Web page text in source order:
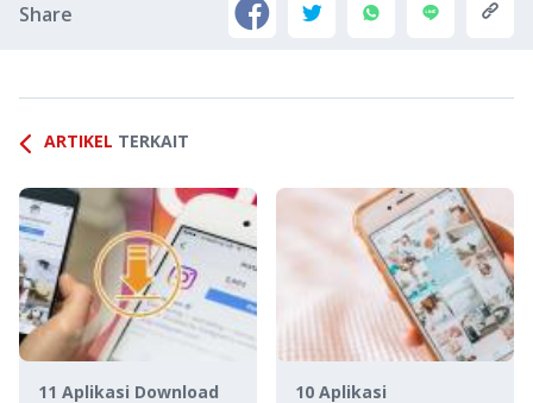
Share
ARTIKEL TERKAIT
11 Aplikasi Download 10 Aplikasi